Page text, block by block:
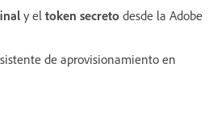
y el token secreto desde la Adobe
de aprovisionamiento en